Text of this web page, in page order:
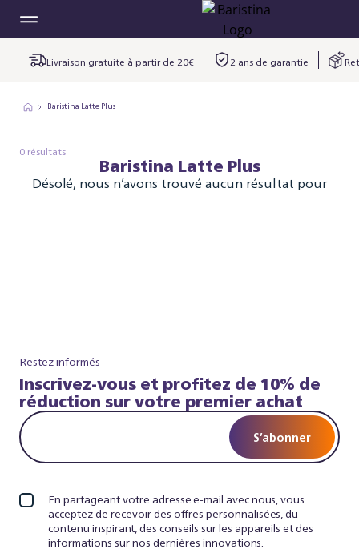
Livraison gratuite à partir de 20€ 2 ans de garantie
Baristina Latte Plus
0 résultats
Baristina Latte Plus
Désolé, nous n’avons trouvé aucun résultat pour
Restez informés
Inscrivez-vous et profitez de 10% de
réduction sur votre premier achat
S’abonner
En partageant votre adresse e-mail avec nous, vous
acceptez de recevoir des offres personnalisées, du
contenu inspirant, des conseils sur les appareils et des
informations sur nos dernières innovations.